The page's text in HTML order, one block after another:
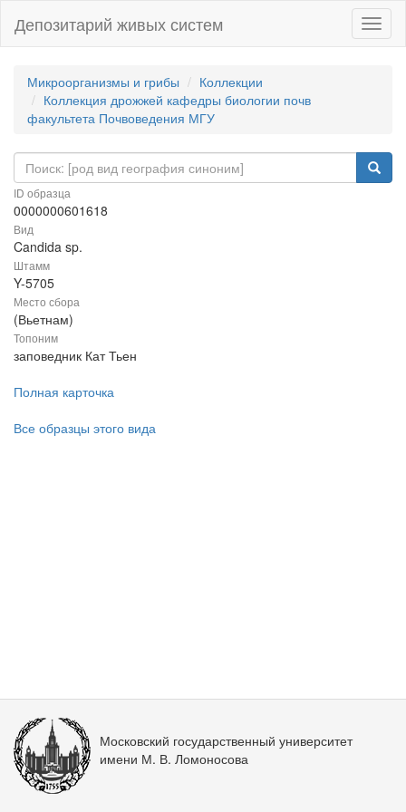
Депозитарий живых систем
Микроорганизмы и грибы
Коллекции
Коллекция дрожжей кафедры биологии почв
факультета Почвоведения МГУ
ID образца
0000000601618
Вид
Candida sp.
Штамм
Y-5705
Место сбора
(Вьетнам)
Топоним
заповедник Кат Тьен
Полная карточка
Все образцы этого вида
Московский государственный университет
имени М. В. Ломоносова